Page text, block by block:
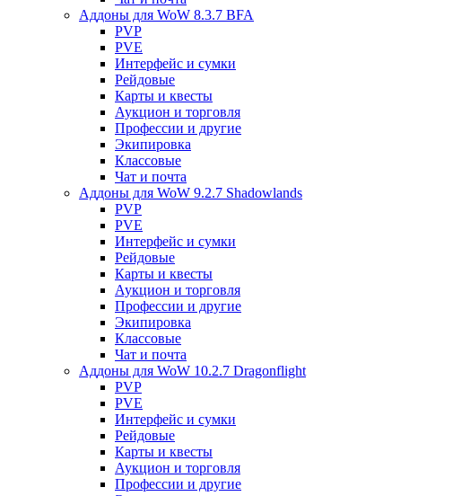
Аддоны для WoW 8.3.7 BFA
PVP
PVE
Интерфейс и сумки
Рейдовые
Карты и квесты
Аукцион и торговля
Профессии и другие
Экипировка
Классовые
Чат и почта
Аддоны для WoW 9.2.7 Shadowlands
PVP
PVE
Интерфейс и сумки
Рейдовые
Карты и квесты
Аукцион и торговля
Профессии и другие
Экипировка
Классовые
Чат и почта
Аддоны для WoW 10.2.7 Dragonflight
PVP
PVE
Интерфейс и сумки
Рейдовые
Карты и квесты
Аукцион и торговля
Профессии и другие